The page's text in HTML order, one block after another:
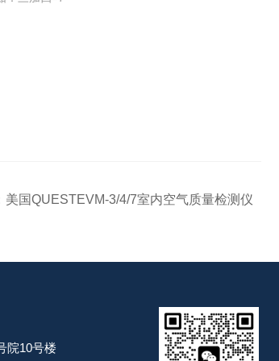
美国QUESTEVM-3/4/7室内空气质量检测仪
院10号楼